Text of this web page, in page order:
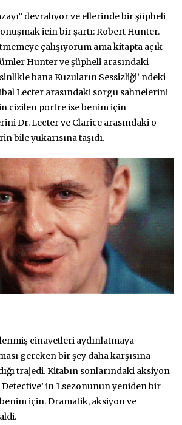
devralıyor ve ellerinde bir şüpheli
için bir şartı: Robert Hunter.
çalışıyorum ama kitapta açık
Hunter ve şüpheli arasındaki
bana Kuzuların Sessizliği’ ndeki
Lecter arasındaki sorgu sahnelerini
çizilen portre ise benim için
Dr. Lecter ve Clarice arasındaki o
bile yukarısına taşıdı.
cinayetleri aydınlatmaya
gereken bir şey daha karşısına
trajedi. Kitabın sonlarındaki aksiyon
in 1.sezonunun yeniden bir
için. Dramatik, aksiyon ve